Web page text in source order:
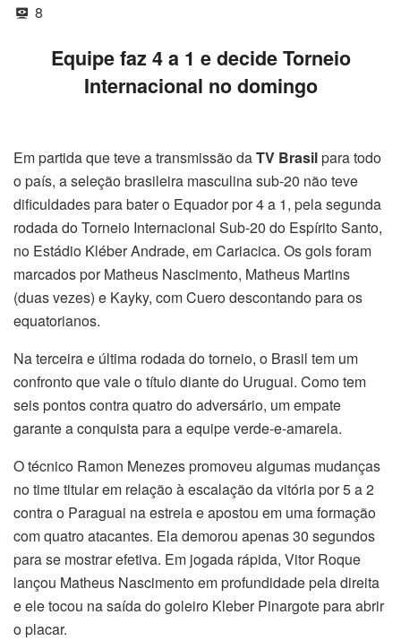
8
Equipe faz 4 a 1 e decide Torneio
Internacional no domingo
Em partida que teve a transmissão daTV Brasilpara todo
o país, a seleção brasileira masculina sub-20 não teve
dificuldades para bater o Equador por 4 a 1, pela segunda
rodada do Torneio Internacional Sub-20 do Espírito Santo,
no Estádio Kléber Andrade, em Cariacica. Os gols foram
marcados por Matheus Nascimento, Matheus Martins
(duas vezes) e Kayky, com Cuero descontando para os
equatorianos.
Na terceira e última rodada do torneio, o Brasil tem um
confronto que vale o título diante do Uruguai. Como tem
seis pontos contra quatro do adversário, um empate
garante a conquista para a equipe verde-e-amarela.
O técnico Ramon Menezes promoveu algumas mudanças
no time titular em relação à escalação da vitória por 5 a 2
contra o Paraguai na estreia e apostou em uma formação
com quatro atacantes. Ela demorou apenas 30 segundos
para se mostrar efetiva. Em jogada rápida, Vitor Roque
lançou Matheus Nascimento em profundidade pela direita
e ele tocou na saída do goleiro Kleber Pinargote para abrir
o placar.